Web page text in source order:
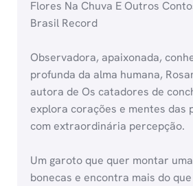
Flores Na Chuva E Outros
Brasil Record
Observadora, apaixonada,
profunda da alma humana,
autora de Os catadores de
explora corações e mentes das
com extraordinária percepção.
Um garoto que quer montar
bonecas e encontra mais do